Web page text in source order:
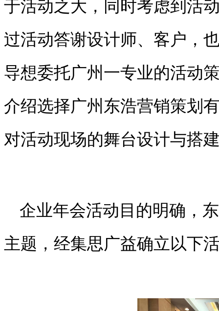
于活动之大，同时考虑到活
过活动答谢设计师、客户，
导想委托广州一专业的活动
介绍选择广州东浩营销策划
对活动现场的舞台设计与搭
企业年会活动目的明确，
主题，经集思广益确立以下